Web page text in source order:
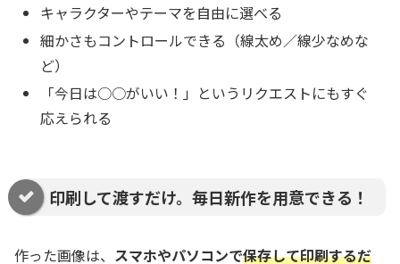
キャラクターやテーマを自由に選べる
細かさもコントロールできる（線太め／線少なめな
ど）
「今日は○○がいい！」というリクエストにもすぐ
応えられる
印刷して渡すだけ。毎日新作を用意できる！
作った画像は、 スマホやパソコンで保存して印刷するだ